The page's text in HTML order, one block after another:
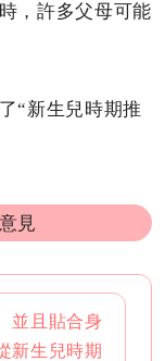
，許多父母可能
“新生兒時期推
見
並且貼合身
新生兒時期